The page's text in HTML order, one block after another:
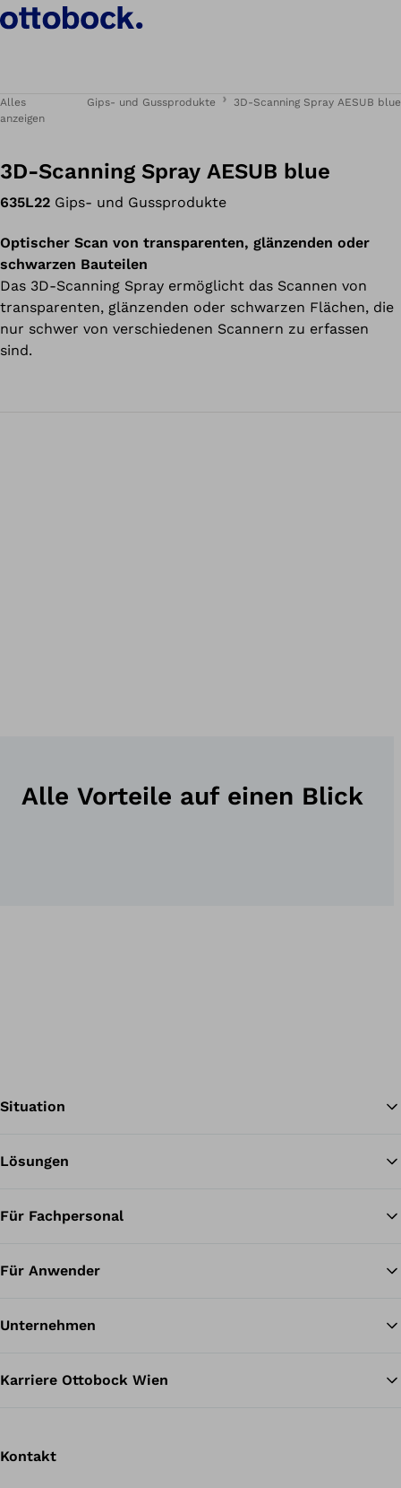
Alles
anzeigen
Gips- und Gussprodukte 3D-Scanning Spray AESUB blue
3D-Scanning Spray AESUB blue
635L22 Gips- und Gussprodukte
Optischer Scan von transparenten, glänzenden oder
schwarzen Bauteilen
Das 3D-Scanning Spray ermöglicht das Scannen von
transparenten, glänzenden oder schwarzen Flächen, die
nur schwer von verschiedenen Scannern zu erfassen
sind.
Alle Vorteile auf einen Blick
Situation
Lösungen
Für Fachpersonal
Für Anwender
Unternehmen
Karriere Ottobock Wien
Kontakt